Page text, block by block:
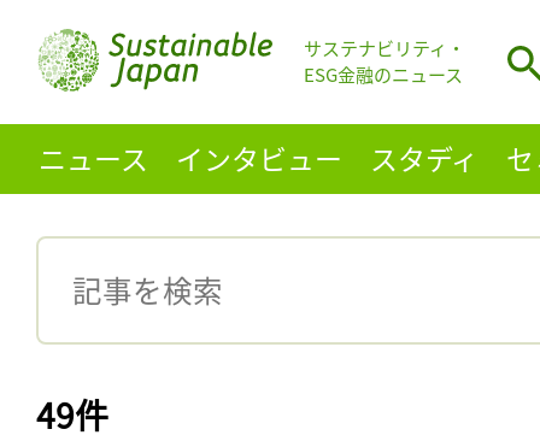
サステナビリティ・
ESG金融のニュース
ニュース インタビュー スタディ
49件